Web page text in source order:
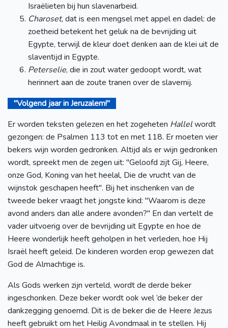
Israëlieten bij hun slavenarbeid.
Charoset, dat is een mengsel met appel en dadel: de
zoetheid betekent het geluk na de bevrijding uit
Egypte, terwijl de kleur doet denken aan de klei uit de
slaventijd in Egypte.
Peterselie, die in zout water gedoopt wordt, wat
herinnert aan de zoute tranen over de slavernij.
"Volgend jaar in Jeruzalem!"
Er worden teksten gelezen en het zogeheten Hallelwordt
gezongen: de Psalmen 113 tot en met 118. Er moeten vier
bekers wijn worden gedronken. Altijd als er wijn gedronken
wordt, spreekt men de zegen uit: "Geloofd zijt Gij, Heere,
onze God, Koning van het heelal, Die de vrucht van de
wijnstok geschapen heeft". Bij het inschenken van de
tweede beker vraagt het jongste kind: "Waarom is deze
avond anders dan alle andere avonden?" En dan vertelt de
vader uitvoerig over de bevrijding uit Egypte en hoe de
Heere wonderlijk heeft geholpen in het verleden, hoe Hij
Israël heeft geleid. De kinderen worden erop gewezen dat
God de Almachtige is.
Als Gods werken zijn verteld, wordt de derde beker
ingeschonken. Deze beker wordt ook wel ‘de beker der
dankzegging genoemd. Dit is de beker die de Heere Jezus
heeft gebruikt om het Heilig Avondmaal in te stellen. Hij